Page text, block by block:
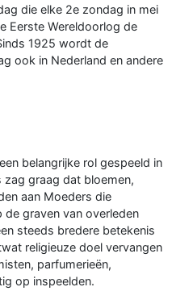
die elke 2e zondag in mei
Eerste Wereldoorlog de
1925 wordt de
ook in Nederland en andere
belangrijke rol gespeeld in
graag dat bloemen,
aan Moeders die
graven van overleden
steeds bredere betekenis
religieuze doel vervangen
parfumerieën,
op inspeelden.